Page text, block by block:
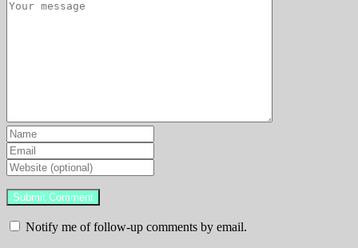
Notify me of follow-up comments by email.